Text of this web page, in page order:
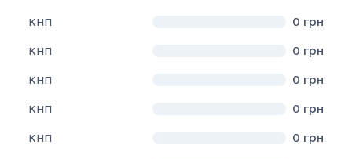
КНП 0 грн
КНП 0 грн
КНП 0 грн
КНП 0 грн
КНП 0 грн